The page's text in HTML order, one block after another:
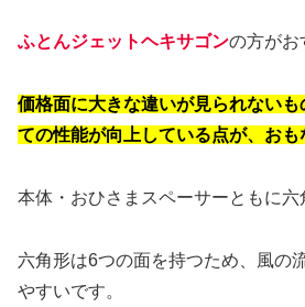
ふとんジェットヘキサゴンの方がお
価格面に大きな違いが見られない
ての性能が向上している点が、おも
本体・おひさまスペーサーともに六
六角形は6つの面を持つため、風の
やすいです。